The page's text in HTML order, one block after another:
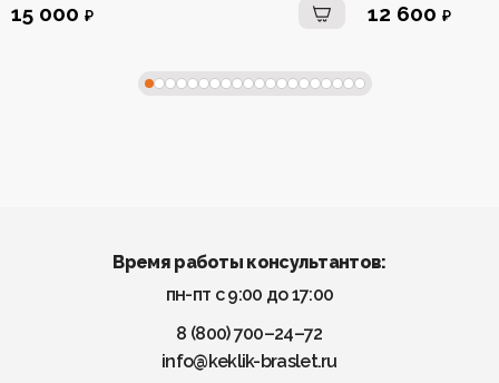
15 000 ₽ 12 600 ₽
Время работы консультантов:
пн-пт с 9:00 до 17:00
8 (800) 700–24–72
info@keklik-braslet.ru